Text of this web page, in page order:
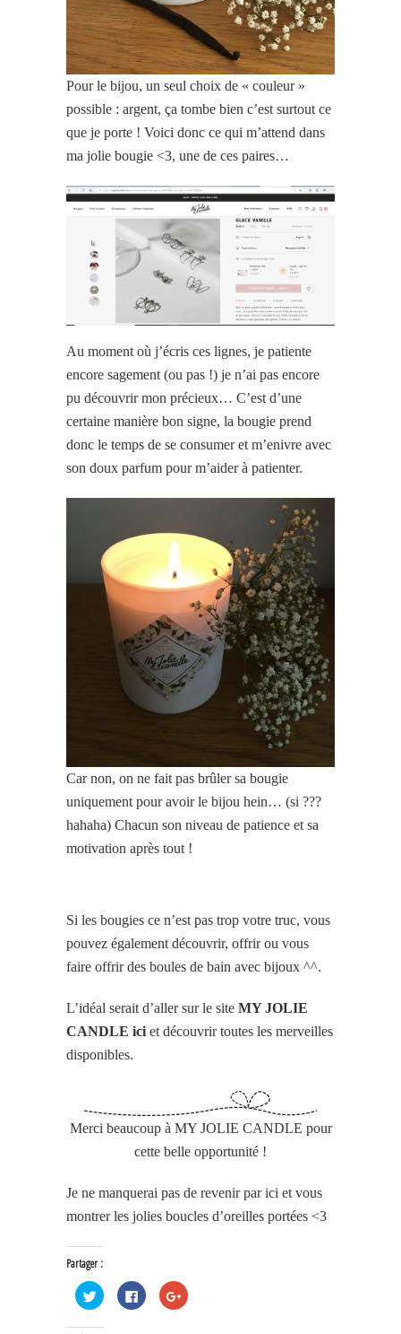
Pour le bijou, un seul choix de « couleur »
possible : argent, ça tombe bien c’est surtout ce
que je porte ! Voici donc ce qui m’attend dans
ma jolie bougie <3, une de ces paires…
Au moment où j’écris ces lignes, je patiente
encore sagement (ou pas !) je n’ai pas encore
pu découvrir mon précieux… C’est d’une
certaine manière bon signe, la bougie prend
donc le temps de se consumer et m’enivre avec
son doux parfum pour m’aider à patienter.
Car non, on ne fait pas brûler sa bougie
uniquement pour avoir le bijou hein… (si ???
hahaha) Chacun son niveau de patience et sa
motivation après tout !
Si les bougies ce n’est pas trop votre truc, vous
pouvez également découvrir, offrir ou vous
faire offrir des boules de bain avec bijoux ^^.
L’idéal serait d’aller sur le site MY JOLIE
CANDLE ici et découvrir toutes les merveilles
disponibles.
Merci beaucoup à MY JOLIE CANDLE pour
cette belle opportunité !
Je ne manquerai pas de revenir par ici et vous
montrer les jolies boucles d’oreilles portées <3
Partager :
Cliquez
pour
partager
sur
Cliquez
pour
partager
Cliquez
pour